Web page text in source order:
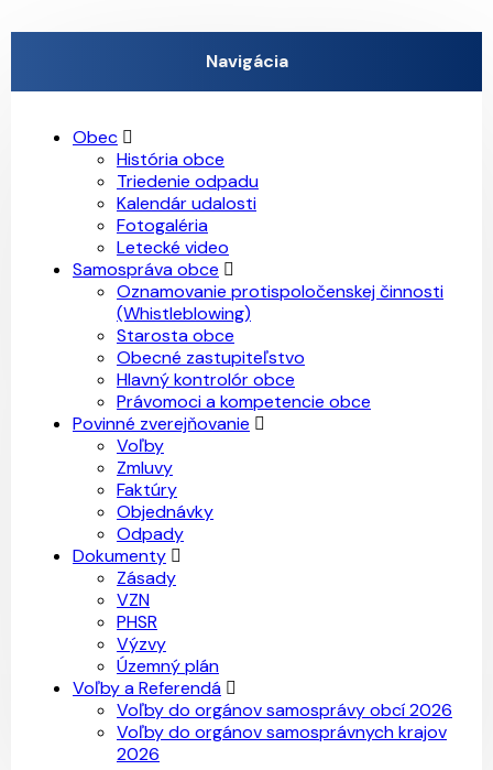
Navigácia
Obec
História obce
Triedenie odpadu
Kalendár udalosti
Fotogaléria
Letecké video
Samospráva obce
Oznamovanie protispoločenskej činnosti
(Whistleblowing)
Starosta obce
Obecné zastupiteľstvo
Hlavný kontrolór obce
Právomoci a kompetencie obce
Povinné zverejňovanie
Voľby
Zmluvy
Faktúry
Objednávky
Odpady
Dokumenty
Zásady
VZN
PHSR
Výzvy
Územný plán
Voľby a Referendá
Voľby do orgánov samosprávy obcí 2026
Voľby do orgánov samosprávnych krajov
2026